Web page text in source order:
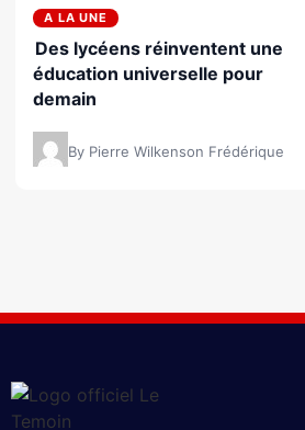
A LA UNE
Des lycéens réinventent une
éducation universelle pour
demain
By Pierre Wilkenson Frédérique